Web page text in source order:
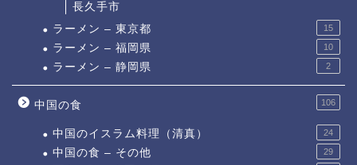
長久手市
ラーメン – 東京都
15
ラーメン – 福岡県 10
ラーメン – 静岡県 2
中国の食 106
中国のイスラム料理（清真） 24
中国の食 – その他 29